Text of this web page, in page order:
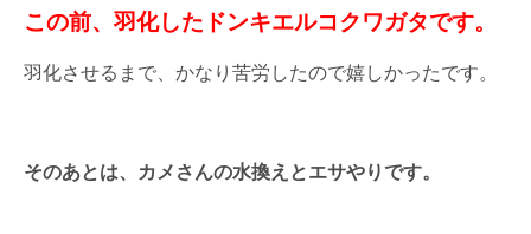
この前、羽化したドンキエルコクワガタです。
羽化させるまで、かなり苦労したので嬉しかったです。
そのあとは、カメさんの水換えとエサやりです。